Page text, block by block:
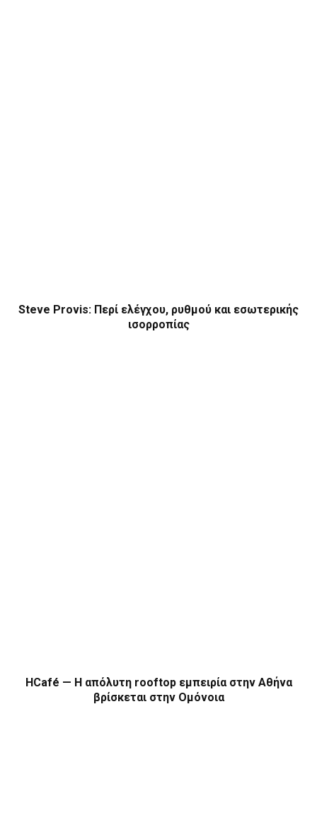
Steve Provis: Περί ελέγχου, ρυθμού και εσωτερικής
ισορροπίας
HCafé — Η απόλυτη rooftop εμπειρία στην Αθήνα
βρίσκεται στην Ομόνοια